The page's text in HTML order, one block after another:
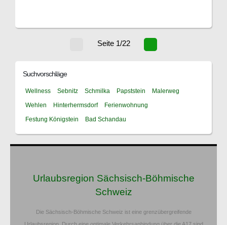
Seite 1/22
Suchvorschläge
Wellness Sebnitz Schmilka Papststein
Malerweg
Wehlen
Hinterhermsdorf
Ferienwohnung
Festung Königstein
Bad Schandau
Urlaubsregion Sächsisch-Böhmische
Schweiz
Die Sächsisch-Böhmische Schweiz ist eine grenzübergreifende